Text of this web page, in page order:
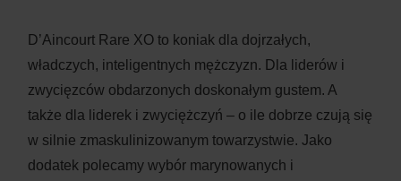
D’Aincourt Rare XO to koniak dla dojrzałych,
władczych, inteligentnych mężczyzn. Dla liderów i
zwycięzców obdarzonych doskonałym gustem. A
także dla liderek i zwyciężczyń – o ile dobrze czują się
w silnie zmaskulinizowanym towarzystwie. Jako
dodatek polecamy wybór marynowanych i